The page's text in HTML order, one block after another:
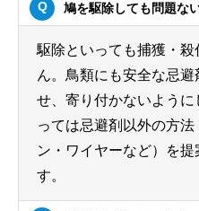
鳩を駆除しても問題な
駆除といっても捕獲・
ん。鳥類にも安全な忌
せ、寄り付かないよう
っては忌避剤以外の方
ン・ワイヤーなど）を
す。